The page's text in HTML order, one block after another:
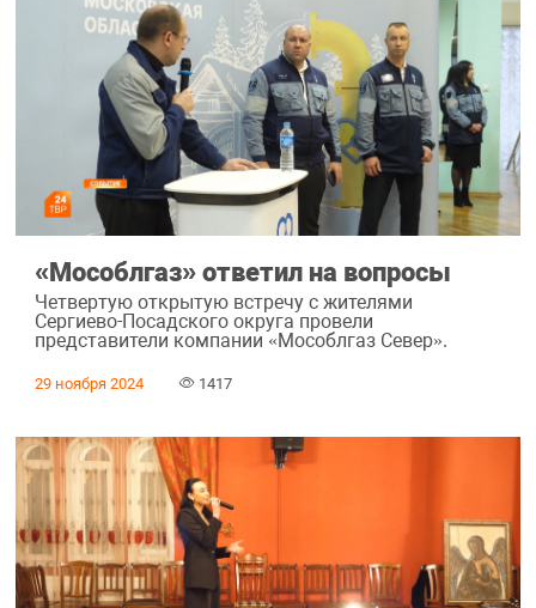
«Мособлгаз» ответил на вопросы
Четвертую открытую встречу с жителями
Сергиево-Посадского округа провели
представители компании «Мособлгаз Север».
29 ноября 2024 1417